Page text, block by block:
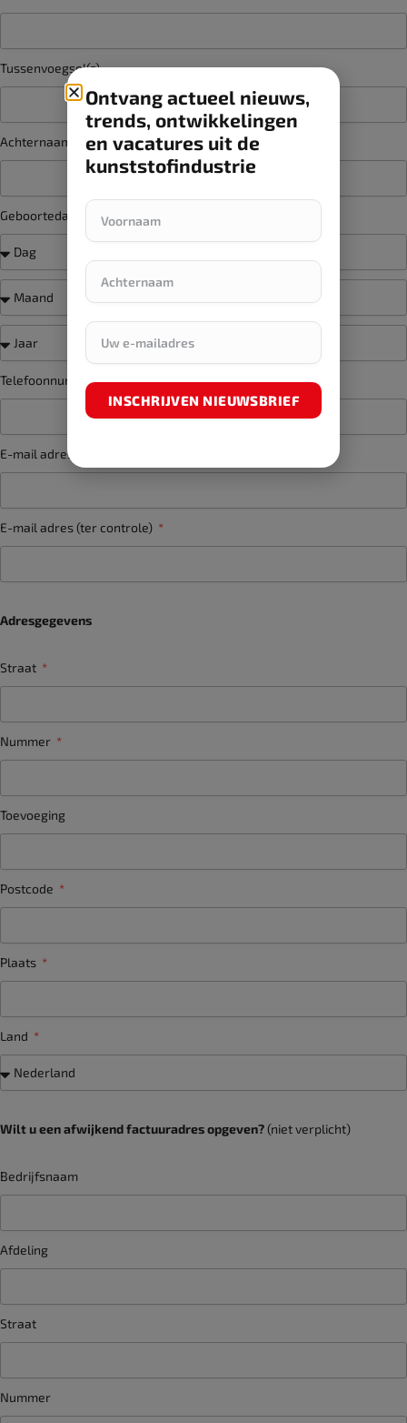
Tussenvoegsel(s)
Achternaam
Geboortedatum
Telefoonnummer
E-mail adres
E-mail adres (ter controle)
Adresgegevens
Straat
Nummer
Toevoeging
Postcode
Plaats
Land
Wilt u een afwijkend factuuradres opgeven?(niet verplicht)
Bedrijfsnaam
Afdeling
Straat
Nummer
Ontvang actueel nieuws,
trends, ontwikkelingen
en vacatures uit de
kunststofindustrie
INSCHRIJVEN NIEUWSBRIEF